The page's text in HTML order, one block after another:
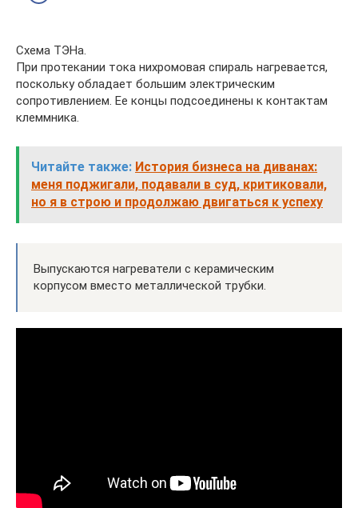
Схема ТЭНа.
При протекании тока нихромовая спираль нагревается,
поскольку обладает большим электрическим
сопротивлением. Ее концы подсоединены к контактам
клеммника.
Читайте также: История бизнеса на диванах:
меня поджигали, подавали в суд, критиковали,
но я в строю и продолжаю двигаться к успеху
Выпускаются нагреватели с керамическим
корпусом вместо металлической трубки.